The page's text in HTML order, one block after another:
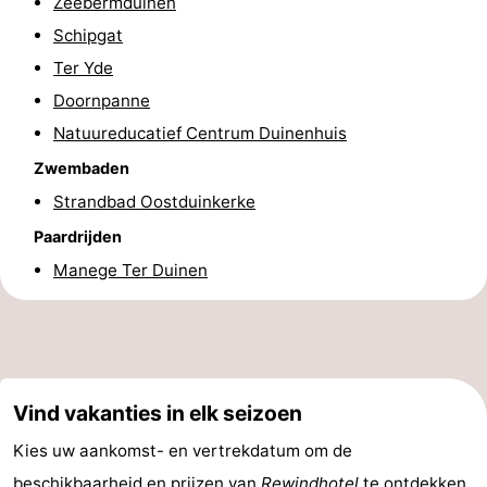
Praktisch
Forum
Route
Parkeren
Kusttram
Reisboekenwinkel
Medische
adressen
Regio
West-
Schipgat
Ter Yde
Doornpanne
Natuureducatief Centrum Duinenhuis
Zwembaden
Strandbad Oostduinkerke
Paardrijden
Manege Ter Duinen
Vind vakanties in elk seizoen
Kies uw aankomst- en vertrekdatum om de